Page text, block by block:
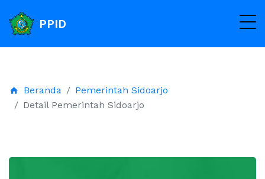
PPID
Beranda
Pemerintah Sidoarjo
Detail Pemerintah Sidoarjo